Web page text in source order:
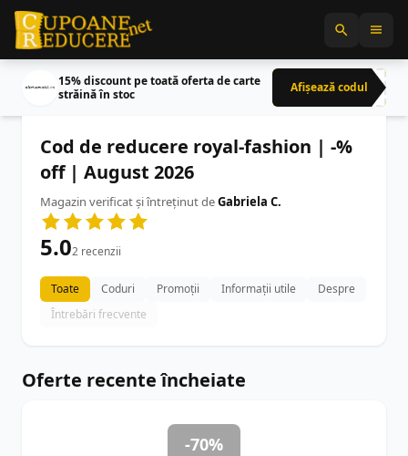
15% discount pe toată oferta de carte
străină în stoc
Afișează codulCRN
Cod de reducere royal-fashion | -%
off | August 2026
Magazin verificat și întreținut deGabriela C.
5.02 recenzii
Toate Coduri Promoții Informații utile
Despre
Întrebări frecvente
Oferte recente încheiate
-70%